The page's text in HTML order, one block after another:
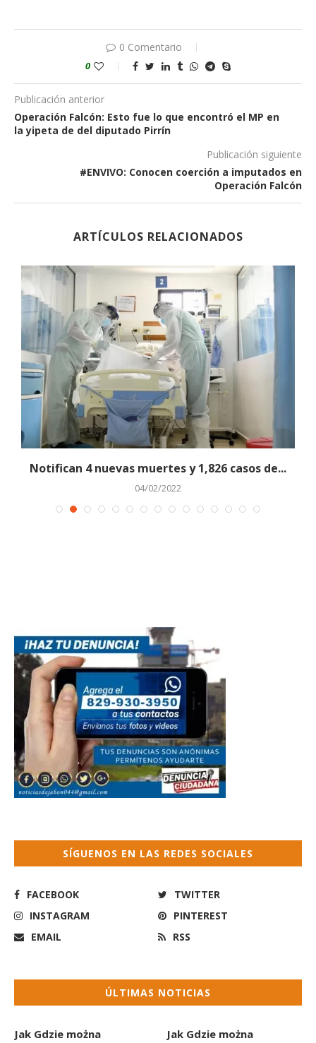
0 Comentario
0
Publicación anterior
Operación Falcón: Esto fue lo que encontró el MP en
la yipeta de del diputado Pirrín
Publicación siguiente
#ENVIVO: Conocen coerción a imputados en
Operación Falcón
ARTÍCULOS RELACIONADOS
Notifican 4 nuevas muertes y 1,826 casos de...
04/02/2022
SÍGUENOS EN LAS REDES SOCIALES
FACEBOOK
TWITTER
INSTAGRAM
PINTEREST
EMAIL
RSS
ÚLTIMAS NOTICIAS
Jak Gdzie można
Jak Gdzie można